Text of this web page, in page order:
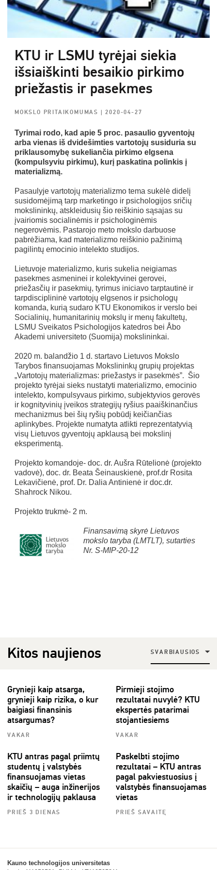
KTU ir LSMU tyrėjai siekia
išsiaiškinti besaikio pirkimo
priežastis ir pasekmes
MOKSLO PRITAIKOMUMAS | 2020-04-27
Tyrimai rodo, kad apie 5 proc. pasaulio gyventojų
arba vienas iš dvidešimties vartotojų susiduria su
priklausomybę sukeliančia pirkimo elgsena
(kompulsyviu pirkimu), kurį paskatina polinkis į
materializmą.
Pasaulyje vartotojų materializmo tema sukėlė didelį
susidomėjimą tarp marketingo ir psichologijos sričių
mokslininkų, atskleidusių šio reiškinio sąsajas su
įvairiomis socialinėmis ir psichologinėmis
negerovėmis. Pastarojo meto mokslo darbuose
pabrėžiama, kad materializmo reiškinio pažinimą
pagilintų emocinio intelekto studijos.
Lietuvoje materializmo, kuris sukelia neigiamas
pasekmes asmeninei ir kolektyvinei gerovei,
priežasčių ir pasekmių, tyrimus iniciavo tarptautinė ir
tarpdisciplininė vartotojų elgsenos ir psichologų
komanda, kurią sudaro KTU Ekonomikos ir verslo bei
Socialinių, humanitarinių mokslų ir menų fakultetų,
LSMU Sveikatos Psichologijos katedros bei Åbo
Akademi universiteto (Suomija) mokslininkai.
2020 m. balandžio 1 d. startavo Lietuvos Mokslo
Tarybos finansuojamas Mokslininkų grupių projektas
„Vartotojų materializmas: priežastys ir pasekmės”. Šio
projekto tyrėjai sieks nustatyti materializmo, emocinio
intelekto, kompulsyvaus pirkimo, subjektyvios gerovės
ir kognityvinių įveikos strategijų ryšius paaiškinančius
mechanizmus bei šių ryšių pobūdį keičiančias
aplinkybes. Projekte numatyta atlikti reprezentatyvią
visų Lietuvos gyventojų apklausą bei mokslinį
eksperimentą.
Projekto komandoje- doc. dr. Aušra Rūtelionė (projekto
vadovė), doc. dr. Beata Šeinauskienė, prof.dr Rosita
Lekavičienė, prof. Dr. Dalia Antinienė ir doc.dr.
Shahrock Nikou.
Projekto trukmė- 2 m.
Finansavimą skyrė Lietuvos
mokslo taryba (LMTLT), sutarties
Nr. S-MIP-20-12
Kitos naujienos SVARBIAUSIOS
Grynieji kaip atsarga,
grynieji kaip rizika, o kur
baigiasi finansinis
atsargumas?
VAKAR
Pirmieji stojimo
rezultatai nuvylė? KTU
ekspertės patarimai
stojantiesiems
VAKAR
KTU antras pagal priimtų
studentų į valstybės
finansuojamas vietas
skaičių – auga inžinerijos
ir technologijų paklausa
PRIEŠ 3 DIENAS
Paskelbti stojimo
rezultatai – KTU antras
pagal pakviestuosius į
valstybės finansuojamas
vietas
PRIEŠ SAVAITĘ
Kauno technologijos universitetas